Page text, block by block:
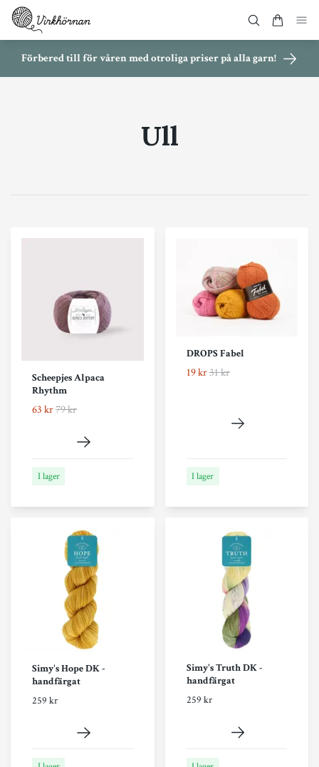
Förbered till för våren med otroliga priser på alla garn!
Ull
Scheepjes Alpaca
Rhythm
63 kr79 kr
I lager
DROPS Fabel
19 kr31 kr
I lager
Simy's Hope DK -
handfärgat
259 kr
Simy's Truth DK -
handfärgat
259 kr